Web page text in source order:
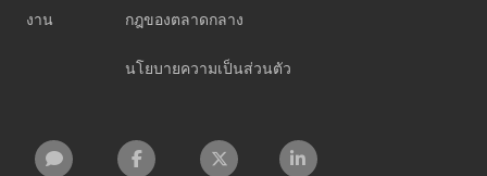
งาน กฎของตลาดกลาง
นโยบายความเป็นส่วนตัว